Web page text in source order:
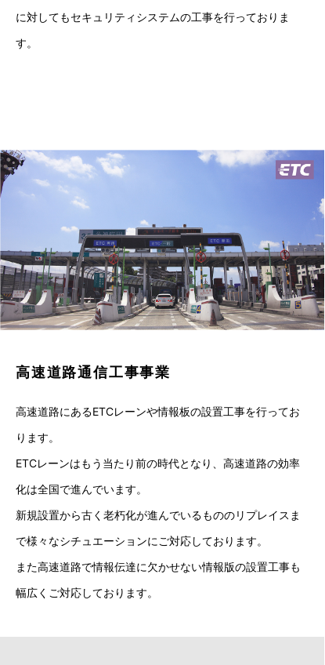
に対してもセキュリティシステムの工事を行っておりま
す。
高速道路通信工事事業
高速道路にあるETCレーンや情報板の設置工事を行ってお
ります。
ETCレーンはもう当たり前の時代となり、高速道路の効率
化は全国で進んでいます。
新規設置から古く老朽化が進んでいるもののリプレイスま
で様々なシチュエーションにご対応しております。
また高速道路で情報伝達に欠かせない情報版の設置工事も
幅広くご対応しております。